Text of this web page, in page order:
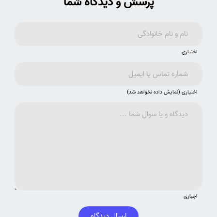
اختیاری
اختیاری (نمایش داده نخواهد شد)
اجباری